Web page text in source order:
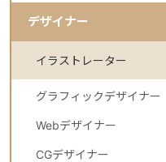
デザイナー
イラストレーター
グラフィックデザイナー
Webデザイナー
CGデザイナー